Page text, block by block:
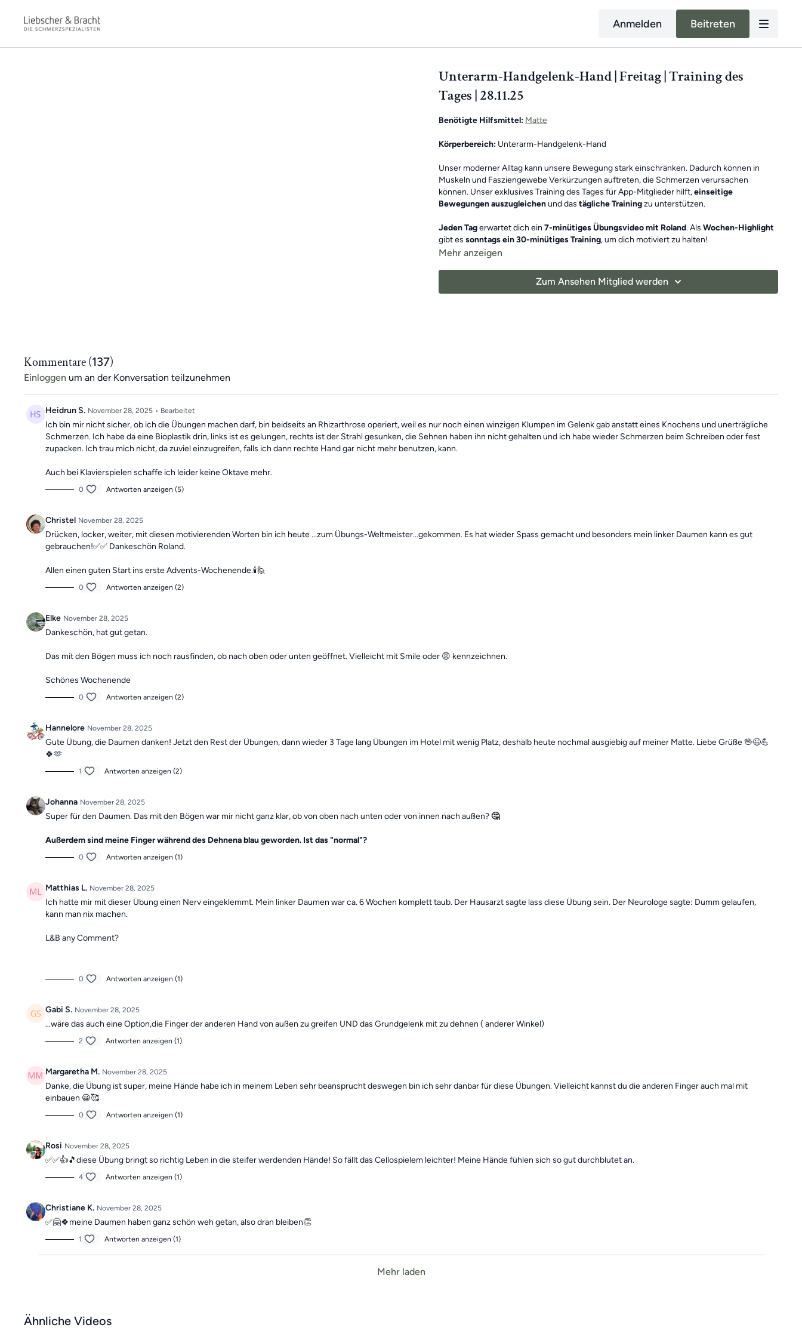
Anmelden Beitreten
Unterarm-Handgelenk-Hand | Freitag | Training des
Tages | 28.11.25
Benötigte Hilfsmittel: Matte
Körperbereich: Unterarm-Handgelenk-Hand
Unser moderner Alltag kann unsere Bewegung stark einschränken. Dadurch können in
Muskeln und Fasziengewebe Verkürzungen auftreten, die Schmerzen verursachen
können. Unser exklusives Training des Tages für App-Mitglieder hilft,einseitige
Bewegungen auszugleichenund dastägliche Trainingzu unterstützen.
Jeden Tagerwartet dich ein7-minütiges Übungsvideo mit Roland. AlsWochen-Highlight
gibt essonntags ein 30-minütiges Training, um dich motiviert zu halten!
Schwerpunkten und können dir dabei helfen, deine
Beweglichkeit zu verbessern
Beschwerden aktiv entgegenzuwirken.
Mehr anzeigen
Zum Ansehen Mitglied werden
Kommentare (137)
Einloggen um an der Konversation teilzunehmen
Heidrun S. November 28, 2025 • Bearbeitet
Ich bin mir nicht sicher, ob ich die Übungen machen darf, bin beidseits an Rhizarthrose operiert, weil es nur noch einen winzigen Klumpen im Gelenk gab anstatt eines Knochens und unerträgliche
Schmerzen. Ich habe da eine Bioplastik drin, links ist es gelungen, rechts ist der Strahl gesunken, die Sehnen haben ihn nicht gehalten und ich habe wieder Schmerzen beim Schreiben oder fest
zupacken. Ich trau mich nicht, da zuviel einzugreifen, falls ich dann rechte Hand gar nicht mehr benutzen, kann.
Auch bei Klavierspielen schaffe ich leider keine Oktave mehr.
0 Antworten anzeigen (5)
Christel November 28, 2025
Drücken, locker, weiter, mit diesen motivierenden Worten bin ich heute ...zum Übungs-Weltmeister...gekommen. Es hat wieder Spass gemacht und besonders mein linker Daumen kann es gut
gebrauchen!✅✅ Dankeschön Roland.
Allen einen guten Start ins erste Advents-Wochenende.🕯️🙋
0 Antworten anzeigen (2)
Elke November 28, 2025
Dankeschön, hat gut getan.
Das mit den Bögen muss ich noch rausfinden, ob nach oben oder unten geöffnet. Vielleicht mit Smile oder 😡 kennzeichnen.
Schönes Wochenende
0 Antworten anzeigen (2)
Hannelore November 28, 2025
Gute Übung, die Daumen danken! Jetzt den Rest der Übungen, dann wieder 3 Tage lang Übungen im Hotel mit wenig Platz, deshalb heute nochmal ausgiebig auf meiner Matte. Liebe Grüße 🖖😉💪
🍀🫶
1 Antworten anzeigen (2)
Johanna November 28, 2025
Super für den Daumen. Das mit den Bögen war mir nicht ganz klar, ob von oben nach unten oder von innen nach außen?🤔
Außerdem sind meine Finger während des Dehnena blau geworden. Ist das "normal"?
0 Antworten anzeigen (1)
Matthias L. November 28, 2025
Ich hatte mir mit dieser Übung einen Nerv eingeklemmt. Mein linker Daumen war ca. 6 Wochen komplett taub. Der Hausarzt sagte lass diese Übung sein. Der Neurologe sagte: Dumm gelaufen,
kann man nix machen.
L&B any Comment?
0 Antworten anzeigen (1)
Gabi S. November 28, 2025
…wäre das auch eine Option,die Finger der anderen Hand von außen zu greifen UND das Grundgelenk mit zu dehnen ( anderer Winkel)
2 Antworten anzeigen (1)
Margaretha M. November 28, 2025
Danke, die Übung ist super, meine Hände habe ich in meinem Leben sehr beansprucht deswegen bin ich sehr danbar für diese Übungen. Vielleicht kannst du die anderen Finger auch mal mit
einbauen 😀🥰
0 Antworten anzeigen (1)
Rosi November 28, 2025
✅✅👍🎵diese Übung bringt so richtig Leben in die steifer werdenden Hände! So fällt das Cellospielem leichter! Meine Hände fühlen sich so gut durchblutet an.
4 Antworten anzeigen (1)
Christiane K. November 28, 2025
✅️🤗🍀meine Daumen haben ganz schön weh getan, also dran bleiben👏
1 Antworten anzeigen (1)
Mehr laden
Ähnliche Videos